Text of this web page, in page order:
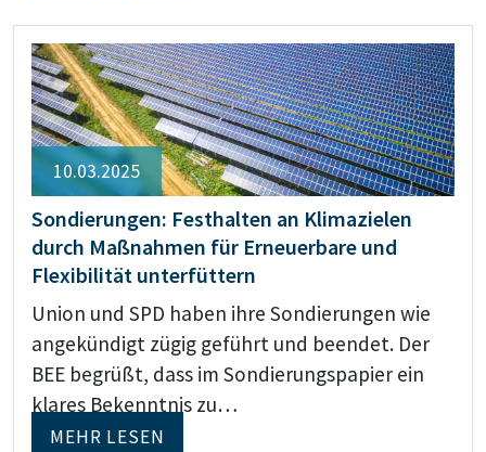
10.03.2025
Sondierungen: Festhalten an Klimazielen
durch Maßnahmen für Erneuerbare und
Flexibilität unterfüttern
Union und SPD haben ihre Sondierungen wie
angekündigt zügig geführt und beendet. Der
BEE begrüßt, dass im Sondierungspapier ein
klares Bekenntnis zu…
MEHR LESEN